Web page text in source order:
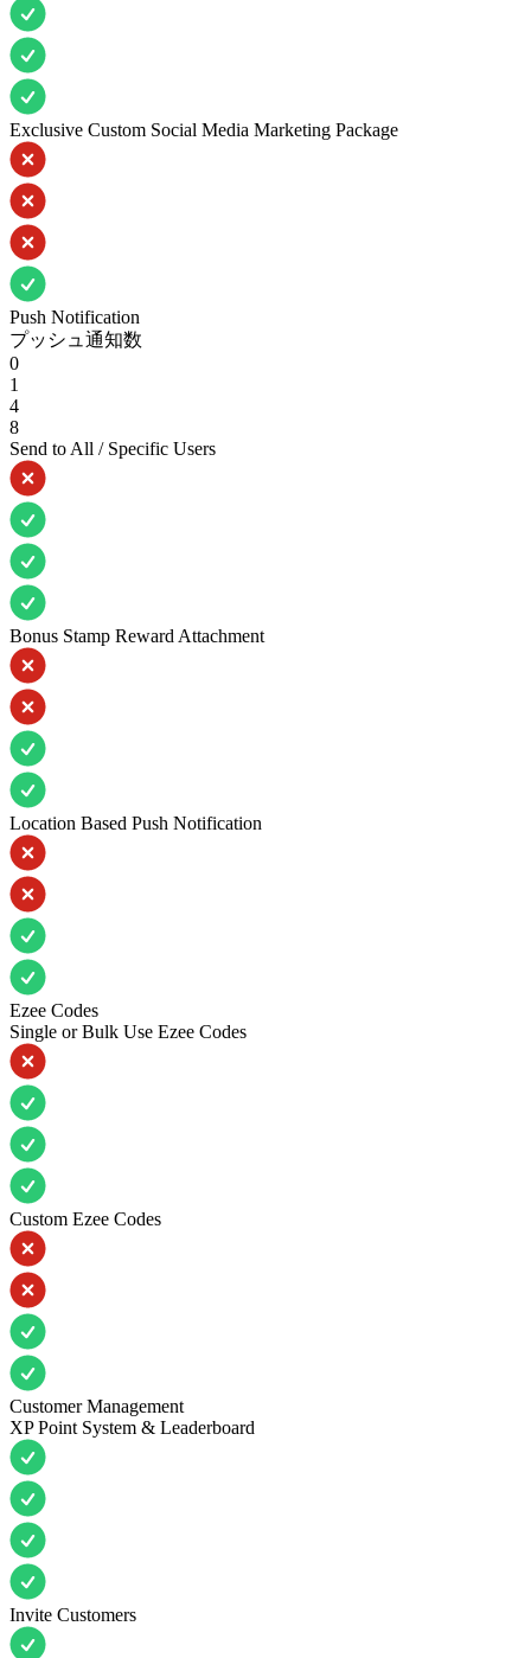
Exclusive Custom Social Media Marketing Package
Push Notification
プッシュ通知数
0
1
4
8
Send to All / Specific Users
Bonus Stamp Reward Attachment
Location Based Push Notification
Ezee Codes
Single or Bulk Use Ezee Codes
Custom Ezee Codes
Customer Management
XP Point System & Leaderboard
Invite Customers